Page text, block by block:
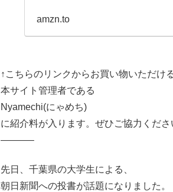
amzn.to
↑こちらのリンクからお買い物いただける
本サイト管理者である
Nyamechi(にゃめち)
に紹介料が入ります。ぜひご協力くださ
———–
先日、千葉県の大学生による、
朝日新聞への投書が話題になりました。